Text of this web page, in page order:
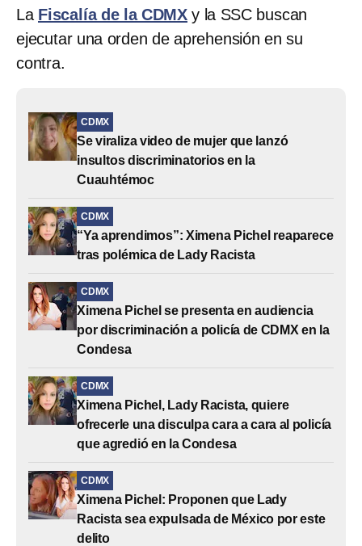
La Fiscalía de la CDMX y la SSC buscan
ejecutar una orden de aprehensión en su
contra.
CDMX
Se viraliza video de mujer que lanzó
insultos discriminatorios en la
Cuauhtémoc
CDMX
“Ya aprendimos”: Ximena Pichel reaparece
tras polémica de Lady Racista
CDMX
Ximena Pichel se presenta en audiencia
por discriminación a policía de CDMX en la
Condesa
CDMX
Ximena Pichel, Lady Racista, quiere
ofrecerle una disculpa cara a cara al policía
que agredió en la Condesa
CDMX
Ximena Pichel: Proponen que Lady
Racista sea expulsada de México por este
delito